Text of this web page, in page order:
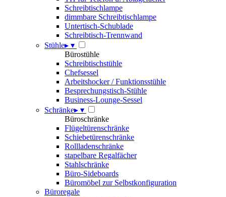
Schreibtischlampe
dimmbare Schreibtischlampe
Untertisch-Schublade
Schreibtisch-Trennwand
Stühle▸ ▾
Bürostühle
Schreibtischstühle
Chefsessel
Arbeitshocker / Funktionsstühle
Besprechungstisch-Stühle
Business-Lounge-Sessel
Schränke▸ ▾
Büroschränke
Flügeltürenschränke
Schiebetürenschränke
Rollladenschränke
stapelbare Regalfächer
Stahlschränke
Büro-Sideboards
Büromöbel zur Selbstkonfiguration
Büroregale